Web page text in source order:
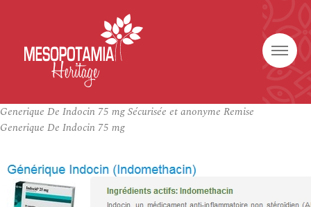
Generique De Indocin 75 mg Sécurisée et anonyme Remise
Generique De Indocin 75 mg